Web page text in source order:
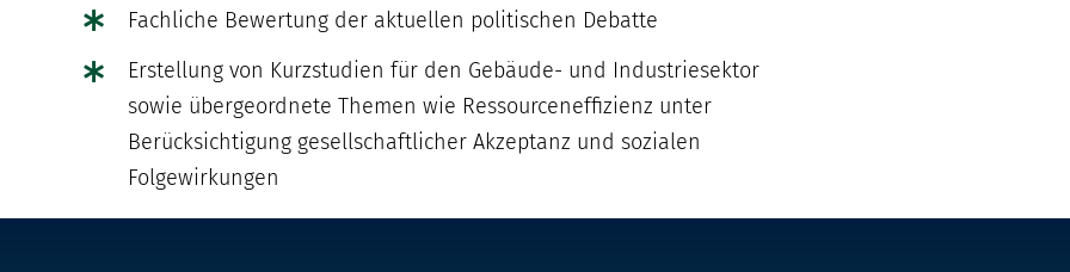
Fachliche Bewertung der aktuellen politischen Debatte
Erstellung von Kurzstudien für den Gebäude- und Industriesektor
sowie übergeordnete Themen wie Ressourceneffizienz unter
Berücksichtigung gesellschaftlicher Akzeptanz und sozialen
Folgewirkungen